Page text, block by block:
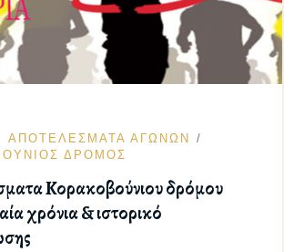
ΑΠΟΤΕΛΕΣΜΑΤΑ ΑΓΩΝΩΝ
ΔΡΟΜΟΣ
Κορακοβούνιου δρόμου
χρόνια & ιστορικό